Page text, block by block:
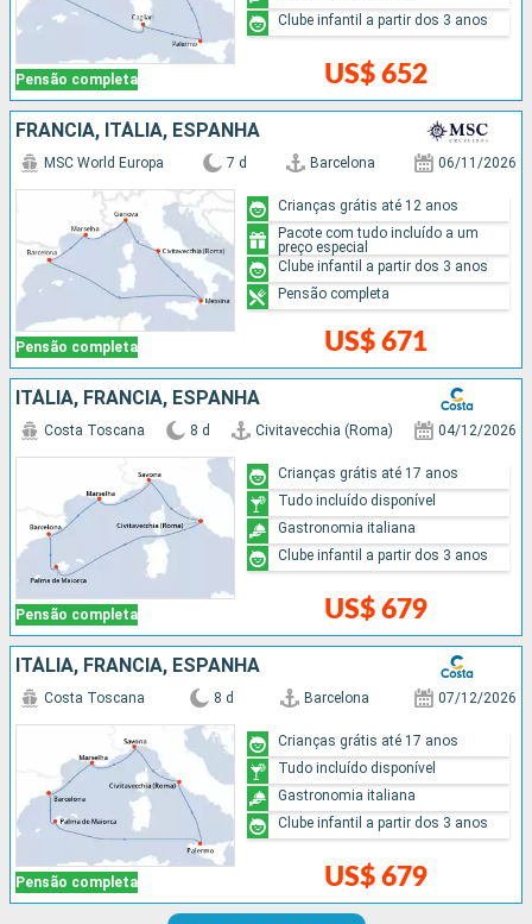
Pensão completa US$ 652
Clube infantil a partir dos 3 anos
FRANCIA, ITÁLIA, ESPANHA
Pensão completa
MSC World Europa 7 d Barcelona 06/11/2026
US$ 671
Crianças grátis até 12 anos
Pacote com tudo incluído a um
preço especial
Clube infantil a partir dos 3 anos
Pensão completa
ITÁLIA, FRANCIA, ESPANHA
Pensão completa
Costa Toscana 8 d Civitavecchia (Roma) 04/12/2026
US$ 679
Crianças grátis até 17 anos
Tudo incluído disponível
Gastronomia italiana
Clube infantil a partir dos 3 anos
ITÁLIA, FRANCIA, ESPANHA
Pensão completa
Costa Toscana 8 d Barcelona 07/12/2026
US$ 679
Crianças grátis até 17 anos
Tudo incluído disponível
Gastronomia italiana
Clube infantil a partir dos 3 anos